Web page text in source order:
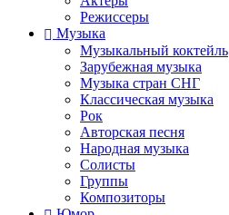
Режиссеры
Музыка
Музыкальный коктейль
Зарубежная музыка
Музыка стран СНГ
Классическая музыка
Рок
Авторская песня
Народная музыка
Солисты
Группы
Композиторы